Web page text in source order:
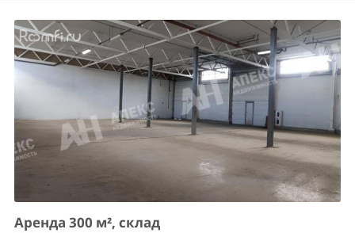
Аренда 300 м², склад